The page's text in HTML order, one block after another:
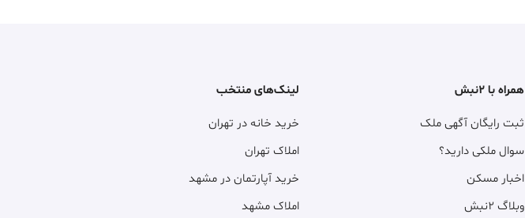
همراه با ۲نبش
ثبت رایگان آگهی ملک
سوال ملکی دارید؟
اخبار مسکن
وبلاگ ۲نبش
لینک‌های منتخب
خرید خانه در تهران
املاک تهران
خرید آپارتمان در مشهد
املاک مشهد